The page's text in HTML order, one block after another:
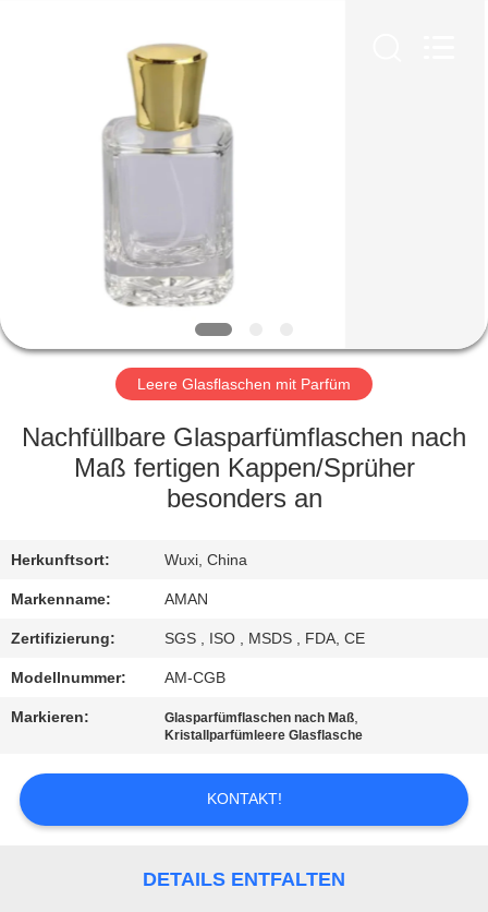
PRODUKTE
VIDEOS
VR-
SHOW
ÜBER
QUALITÄTSKONTROLLE
KONTAKT
MIT
NACHRICHT
Leere Glasflaschen mit Parfüm
Nachfüllbare Glasparfümflaschen nach
Maß fertigen Kappen/Sprüher
besonders an
Herkunftsort: Wuxi, China
Markenname: AMAN
Zertifizierung: SGS , ISO , MSDS , FDA, CE
Modellnummer: AM-CGB
Markieren: Glasparfümflaschen nach Maß,
Kristallparfümleere Glasflasche
KONTAKT!
DETAILS ENTFALTEN